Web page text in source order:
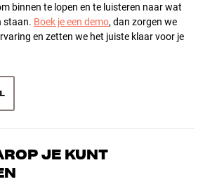
D5 is vanaf 15 september te
HiFi Klubben-winkels:
binnen te lopen en te luisteren naar wat
staan. Boek je een demo, dan zorgen we
en zetten we het juiste klaar voor je
JE KUNT